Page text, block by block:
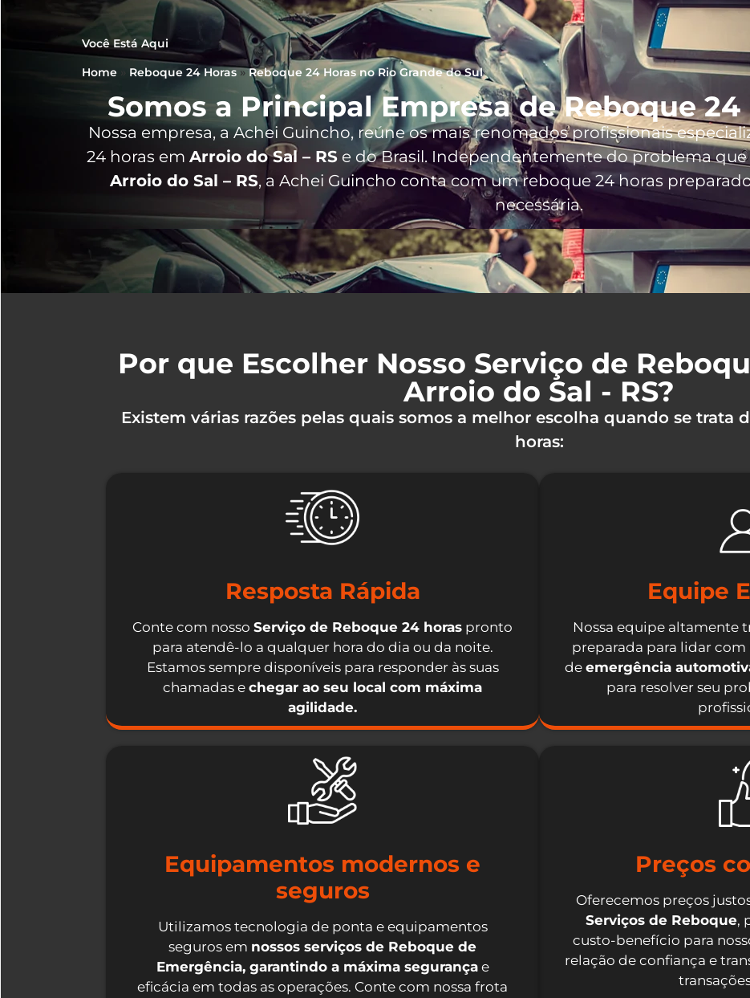
Você Está Aqui
Home
Reboque 24 Horas»Reboque 24 Horas no Rio Grande do Sul
Somos a Principal Empresa de Reboque 24
Nossa empresa, aAchei Guincho, reúne os mais renomados profissionais
24 horas em Arroio do Sal – RSe do Brasil. Independentemente do problema que
Arroio do Sal – RS, a Achei Guincho conta com um reboque 24 horas
necessária.
Por que Escolher Nosso Serviço de
Arroio do Sal - RS?
Existem várias razões pelas quais somos a melhor escolha quando se trata
horas:
Resposta Rápida
Conte com nosso Serviço de Reboque 24 horas pronto
para atendê-lo a qualquer hora do dia ou da noite.
Estamos sempre disponíveis para responder às suas
chamadas e chegar ao seu local com máxima
agilidade.
Equipe
Nossa equipe altamente
preparada para lidar
de emergência
para resolver seu
Equipamentos modernos e
seguros
Utilizamos tecnologia de ponta e equipamentos
seguros em nossos serviços de Reboque de
Emergência, garantindo a máxima segurançae
eficácia em todas as operações. Conte com nossa frota
Preços
Oferecemos preços
Serviços de Reboque,
custo-benefício para
relação de confiança e